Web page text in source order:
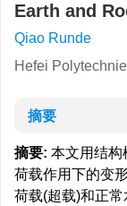
Earth and
Qiao Runde
Hefei
摘要
摘要: 本文用结构
荷载作用下的变
荷载(超载)和正